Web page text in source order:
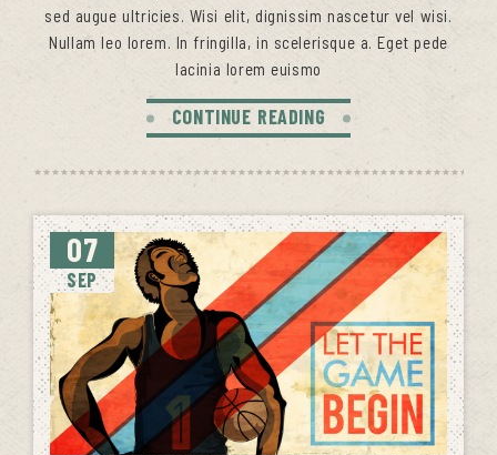
sed augue ultricies. Wisi elit, dignissim nascetur vel wisi.
Nullam leo lorem. In fringilla, in scelerisque a. Eget pede
lacinia lorem euismo
CONTINUE READING
07
SEP